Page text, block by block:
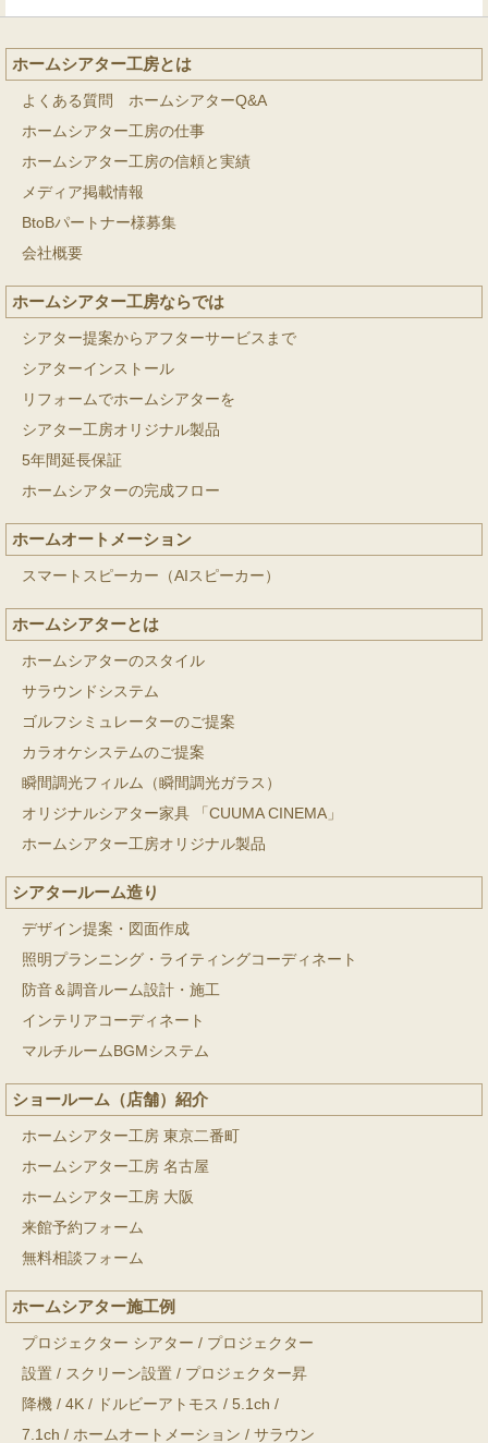
ホームシアター工房とは
よくある質問 ホームシアターQ&A
ホームシアター工房の仕事
ホームシアター工房の信頼と実績
メディア掲載情報
BtoBパートナー様募集
会社概要
ホームシアター工房ならでは
シアター提案からアフターサービスまで
シアターインストール
リフォームでホームシアターを
シアター工房オリジナル製品
5年間延長保証
ホームシアターの完成フロー
ホームオートメーション
スマートスピーカー（AIスピーカー）
ホームシアターとは
ホームシアターのスタイル
サラウンドシステム
ゴルフシミュレーターのご提案
カラオケシステムのご提案
瞬間調光フィルム（瞬間調光ガラス）
オリジナルシアター家具 「CUUMA CINEMA」
ホームシアター工房オリジナル製品
シアタールーム造り
デザイン提案・図面作成
照明プランニング・ライティングコーディネート
防音＆調音ルーム設計・施工
インテリアコーディネート
マルチルームBGMシステム
ショールーム（店舗）紹介
ホームシアター工房 東京二番町
ホームシアター工房 名古屋
ホームシアター工房 大阪
来館予約フォーム
無料相談フォーム
ホームシアター施工例
プロジェクター シアター / プロジェクター
設置 / スクリーン設置 / プロジェクター昇
降機 / 4K / ドルビーアトモス / 5.1ch /
7.1ch / ホームオートメーション / サラウン